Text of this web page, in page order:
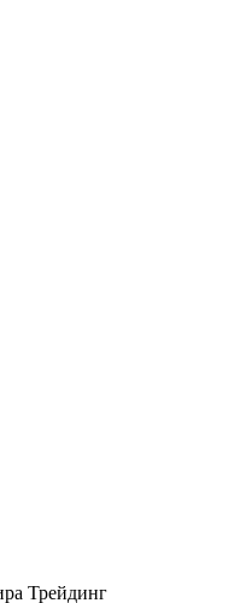
Трейдинг